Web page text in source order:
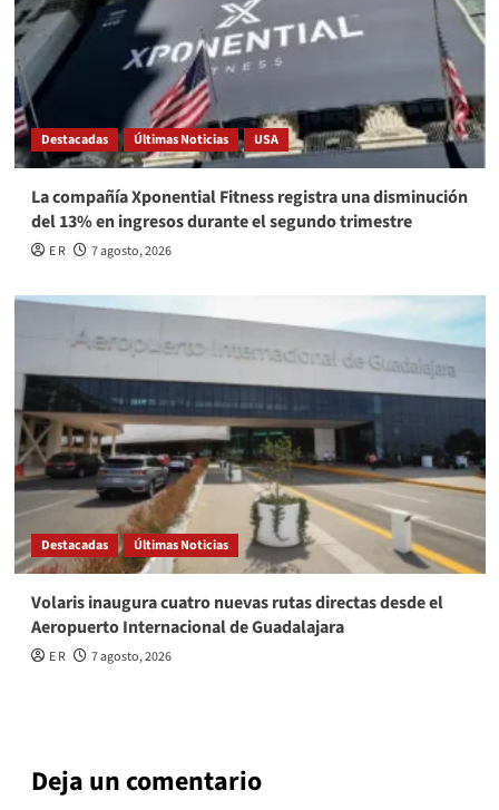
Destacadas Últimas Noticias USA
La compañía Xponential Fitness registra una disminución
del 13% en ingresos durante el segundo trimestre
E R 7 agosto, 2026
Destacadas Últimas Noticias
Volaris inaugura cuatro nuevas rutas directas desde el
Aeropuerto Internacional de Guadalajara
E R 7 agosto, 2026
Deja un comentario